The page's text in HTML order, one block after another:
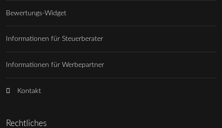
Bewertungs-Widget
Informationen für Steuerberater
Informationen für Werbepartner
Kontakt
Rechtliches